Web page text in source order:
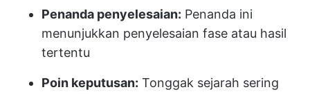
Penanda penyelesaian: Penanda ini
menunjukkan penyelesaian fase atau hasil
tertentu
Poin keputusan: Tonggak sejarah sering